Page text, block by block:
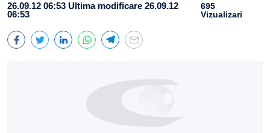
26.09.12 06:53 Ultima modificare 26.09.12
06:53
695
Vizualizari